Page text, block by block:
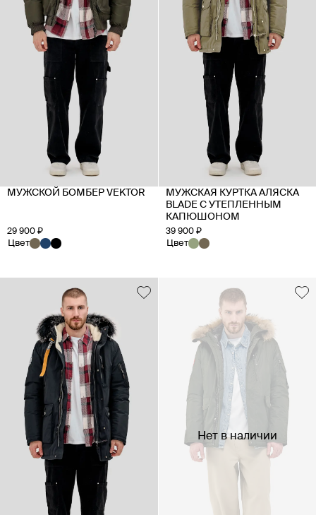
МУЖСКОЙ БОМБЕР VEKTOR
29 900 ₽
Цвет
МУЖСКАЯ КУРТКА АЛЯСКА
BLADE С УТЕПЛЕННЫМ
КАПЮШОНОМ
39 900 ₽
Цвет
Нет в наличии